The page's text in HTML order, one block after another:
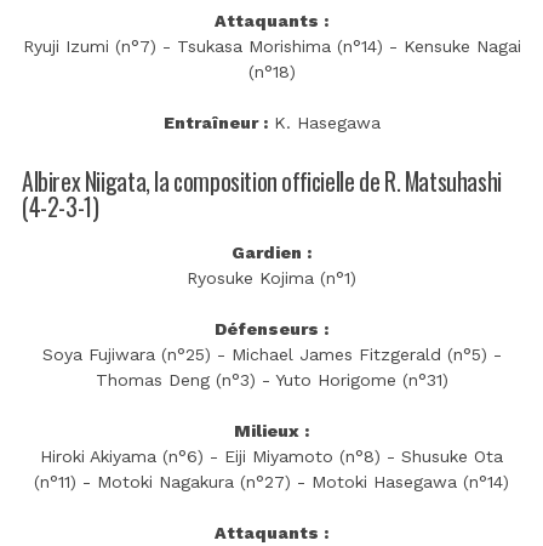
Attaquants :
Ryuji Izumi (n°7) - Tsukasa Morishima (n°14) - Kensuke Nagai
(n°18)
Entraîneur :K. Hasegawa
Albirex Niigata, la composition officielle de R. Matsuhashi
(4-2-3-1)
Gardien :
Ryosuke Kojima (n°1)
Défenseurs :
Soya Fujiwara (n°25) - Michael James Fitzgerald (n°5) -
Thomas Deng (n°3) - Yuto Horigome (n°31)
Milieux :
Hiroki Akiyama (n°6) - Eiji Miyamoto (n°8) - Shusuke Ota
(n°11) - Motoki Nagakura (n°27) - Motoki Hasegawa (n°14)
Attaquants :